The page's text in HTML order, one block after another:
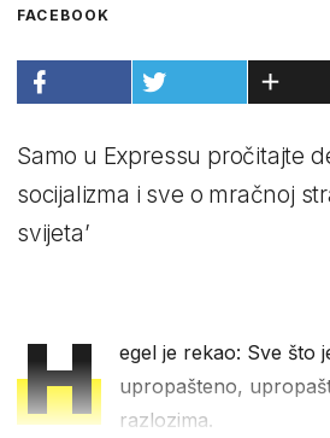
FACEBOOK
Samo u Expressu pročitajte
socijalizma i sve o mračnoj
svijeta’
H
egel je rekao: Sve što
upropašteno,
razlozima.